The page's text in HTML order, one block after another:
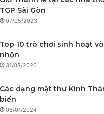
TGP Sài Gòn
07/05/2023
Top 10 trò chơi sinh hoạt
nhộn
31/08/2020
Các dạng mật thư Kinh
biến
08/01/2024